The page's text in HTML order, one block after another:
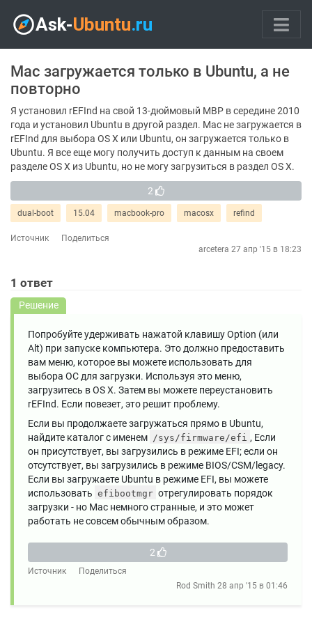
Mac загружается только в Ubuntu, а не
повторно
Я установил rEFInd на свой 13-дюймовый MBP в середине 2010
года и установил Ubuntu в другой раздел. Mac не загружается в
rEFInd для выбора OS X или Ubuntu, он загружается только в
Ubuntu. Я все еще могу получить доступ к данным на своем
разделе OS X из Ubuntu, но не могу загрузиться в раздел OS X.
2
dual-boot 15.04 macbook-pro macosx refind
Источник
Поделиться
arcetera 27 апр '15 в 18:23
1 ответ
Решение
Попробуйте удерживать нажатой клавишу Option (или
Alt) при запуске компьютера. Это должно предоставить
вам меню, которое вы можете использовать для
выбора ОС для загрузки. Используя это меню,
загрузитесь в OS X. Затем вы можете переустановить
rEFInd. Если повезет, это решит проблему.
Если вы продолжаете загружаться прямо в Ubuntu,
найдите каталог с именем /sys/firmware/efi , Если
он присутствует, вы загрузились в режиме EFI; если он
отсутствует, вы загрузились в режиме BIOS/CSM/legacy.
Если вы загружаете Ubuntu в режиме EFI, вы можете
использовать efibootmgr отрегулировать порядок
загрузки - но Mac немного странные, и это может
работать не совсем обычным образом.
2
Источник
Поделиться
Rod Smith 28 апр '15 в 01:46